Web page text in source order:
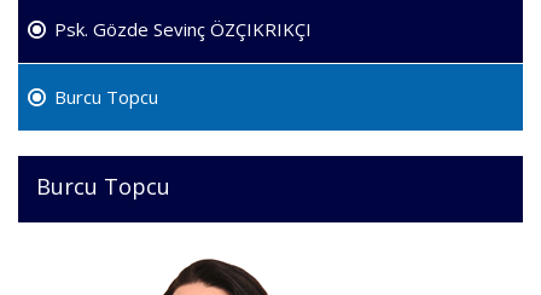
Psk. Gözde Sevinç ÖZÇIKRIKÇI
Burcu Topcu
Burcu Topcu